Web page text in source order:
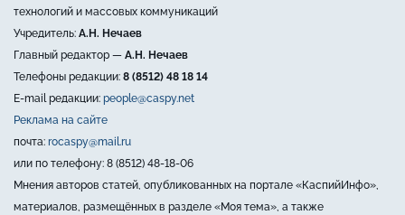
технологий и массовых коммуникаций
Учредитель: А.Н. Нечаев
Главный редактор — А.Н. Нечаев
Телефоны редакции: 8 (8512) 48 18 14
E-mail редакции: people@caspy.net
Реклама на сайте
почта: rocaspy@mail.ru
или по телефону: 8 (8512) 48-18-06
Мнения авторов статей, опубликованных на портале «КаспийИнфо»,
материалов, размещённых в разделе «Моя тема», а также